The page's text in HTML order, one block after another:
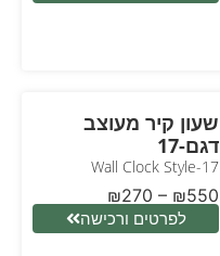
שעון קיר מעוצב
דגם-17
Wall Clock Style-17
₪270 – ₪550
לפרטים ורכישה